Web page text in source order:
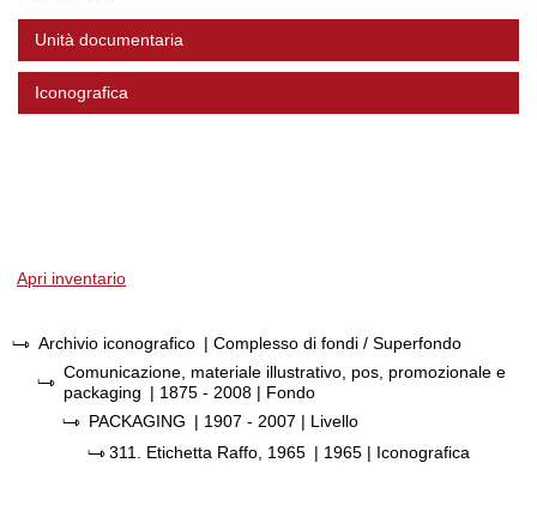
Unità documentaria
Iconografica
Apri inventario
Archivio iconografico | Complesso di fondi / Superfondo
Comunicazione, materiale illustrativo, pos, promozionale e
packaging | 1875 - 2008 | Fondo
PACKAGING | 1907 - 2007 | Livello
311.
Etichetta Raffo, 1965 | 1965 | Iconografica